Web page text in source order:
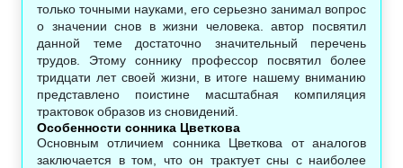
только точными науками, его серьезно занимал вопрос
о значении снов в жизни человека. автор посвятил
данной теме достаточно значительный перечень
трудов. Этому соннику профессор посвятил более
тридцати лет своей жизни, в итоге нашему вниманию
представлено поистине масштабная компиляция
трактовок образов из сновидений.
Особенности сонника Цветкова
Основным отличием сонника Цветкова от аналогов
заключается в том, что он трактует сны с наиболее